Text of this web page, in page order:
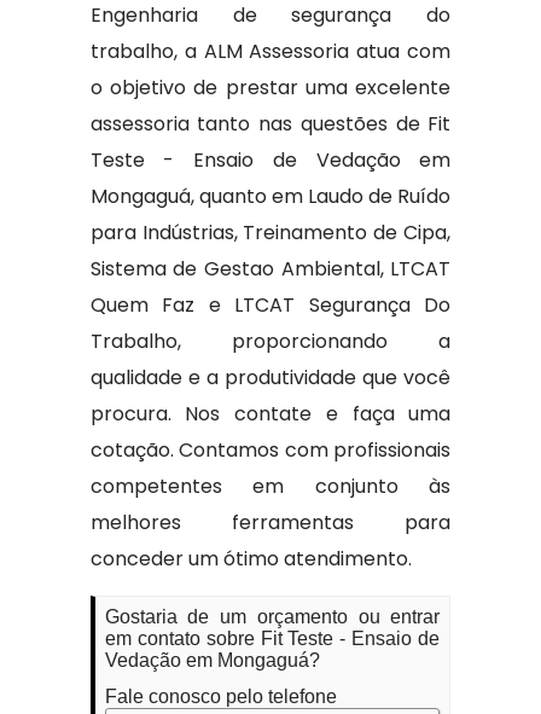
Engenharia de segurança do
trabalho, a ALM Assessoria atua com
o objetivo de prestar uma excelente
assessoria tanto nas questões de Fit
Teste - Ensaio de Vedação em
Mongaguá, quanto em Laudo de Ruído
para Indústrias, Treinamento de Cipa,
Sistema de Gestao Ambiental, LTCAT
Quem Faz e LTCAT Segurança Do
Trabalho, proporcionando a
qualidade e a produtividade que você
procura. Nos contate e faça uma
cotação. Contamos com profissionais
competentes em conjunto às
melhores ferramentas para
conceder um ótimo atendimento.
Gostaria de um orçamento ou entrar
em contato sobre Fit Teste - Ensaio de
Vedação em Mongaguá?
Fale conosco pelo telefone